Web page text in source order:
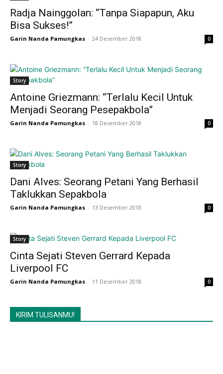
Radja Nainggolan: “Tanpa Siapapun, Aku
Bisa Sukses!”
Garin Nanda Pamungkas - 24 Desember 2018 0
Story
Antoine Griezmann: “Terlalu Kecil Untuk
Menjadi Seorang Pesepakbola”
Garin Nanda Pamungkas - 18 Desember 2018 0
Story
Dani Alves: Seorang Petani Yang Berhasil
Taklukkan Sepakbola
Garin Nanda Pamungkas - 13 Desember 2018 0
Story
Cinta Sejati Steven Gerrard Kepada
Liverpool FC
Garin Nanda Pamungkas - 11 Desember 2018 0
KIRIM TULISANMU!